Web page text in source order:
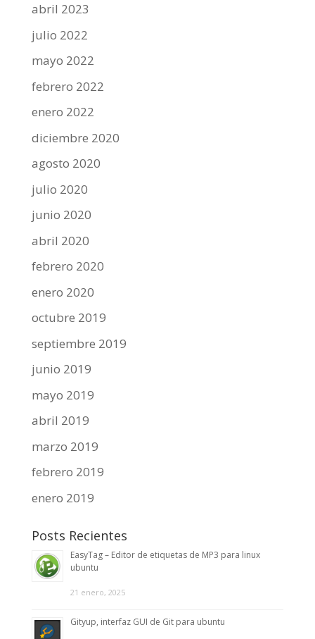
abril 2023
julio 2022
mayo 2022
febrero 2022
enero 2022
diciembre 2020
agosto 2020
julio 2020
junio 2020
abril 2020
febrero 2020
enero 2020
octubre 2019
septiembre 2019
junio 2019
mayo 2019
abril 2019
marzo 2019
febrero 2019
enero 2019
Posts Recientes
EasyTag – Editor de etiquetas de MP3 para linux
ubuntu
21 enero, 2025
Gityup, interfaz GUI de Git para ubuntu